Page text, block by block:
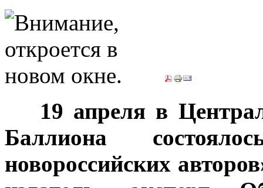
19 апреля в
Баллиона
новороссийских